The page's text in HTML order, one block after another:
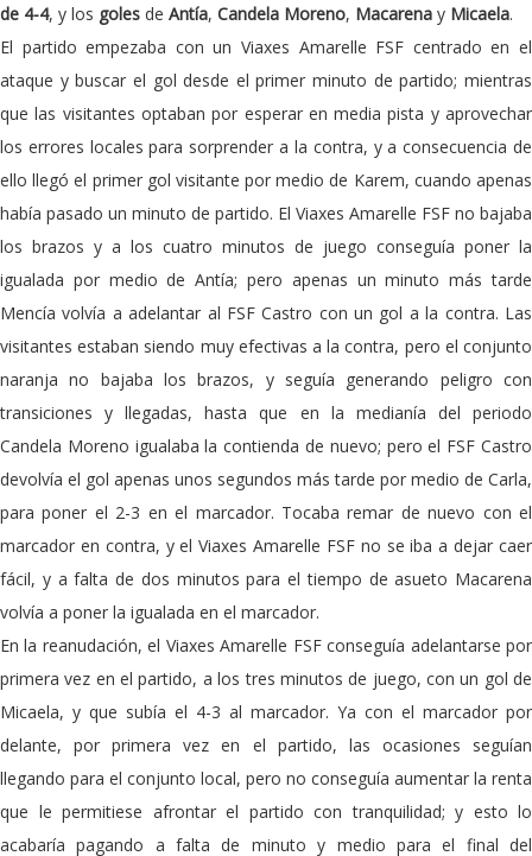
de 4-4, y los goles de Antía, Candela Moreno, Macarena y Micaela.
El partido empezaba con un Viaxes Amarelle FSF centrado en el
ataque y buscar el gol desde el primer minuto de partido; mientras
que las visitantes optaban por esperar en media pista y aprovechar
los errores locales para sorprender a la contra, y a consecuencia de
ello llegó el primer gol visitante por medio de Karem, cuando apenas
había pasado un minuto de partido. El Viaxes Amarelle FSF no bajaba
los brazos y a los cuatro minutos de juego conseguía poner la
igualada por medio de Antía; pero apenas un minuto más tarde
Mencía volvía a adelantar al FSF Castro con un gol a la contra. Las
visitantes estaban siendo muy efectivas a la contra, pero el conjunto
naranja no bajaba los brazos, y seguía generando peligro con
transiciones y llegadas, hasta que en la medianía del periodo
Candela Moreno igualaba la contienda de nuevo; pero el FSF Castro
devolvía el gol apenas unos segundos más tarde por medio de Carla,
para poner el 2-3 en el marcador. Tocaba remar de nuevo con el
marcador en contra, y el Viaxes Amarelle FSF no se iba a dejar caer
fácil, y a falta de dos minutos para el tiempo de asueto Macarena
volvía a poner la igualada en el marcador.
En la reanudación, el Viaxes Amarelle FSF conseguía adelantarse por
primera vez en el partido, a los tres minutos de juego, con un gol de
Micaela, y que subía el 4-3 al marcador. Ya con el marcador por
delante, por primera vez en el partido, las ocasiones seguían
llegando para el conjunto local, pero no conseguía aumentar la renta
que le permitiese afrontar el partido con tranquilidad; y esto lo
acabaría pagando a falta de minuto y medio para el final del